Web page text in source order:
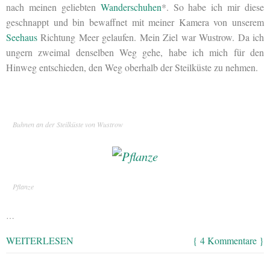
nach meinen geliebten Wanderschuhen*. So habe ich mir diese
geschnappt und bin bewaffnet mit meiner Kamera von unserem
Seehaus Richtung Meer gelaufen. Mein Ziel war Wustrow. Da ich
ungern zweimal denselben Weg gehe, habe ich mich für den
Hinweg entschieden, den Weg oberhalb der Steilküste zu nehmen.
Buhnen an der Steilküste von Wustrow
Pflanze
…
WEITERLESEN { 4 Kommentare }